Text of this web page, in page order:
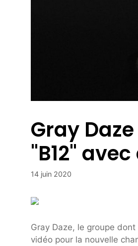
Gray
"B12"
14 juin 2020
Gray Daze, le groupe
vidéo pour la nouvelle